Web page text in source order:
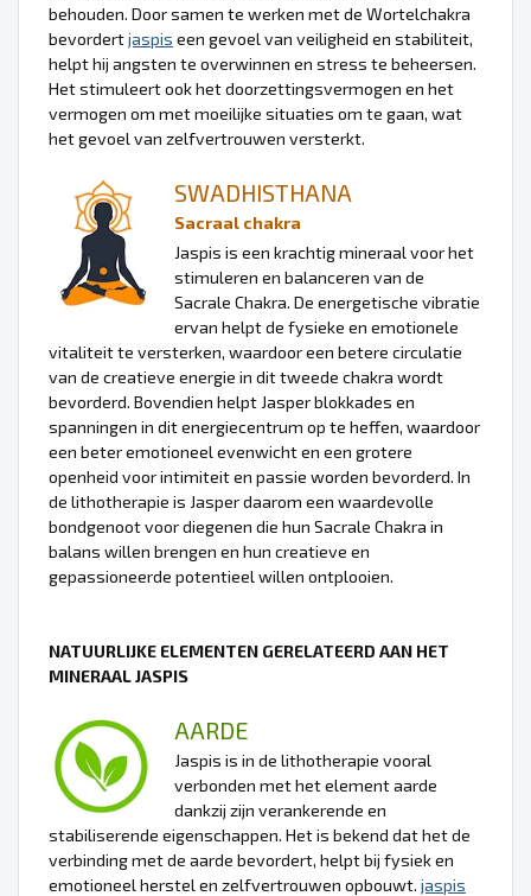
behouden. Door samen te werken met de Wortelchakra
bevordertjaspis een gevoel van veiligheid en stabiliteit,
helpt hij angsten te overwinnen en stress te beheersen.
Het stimuleert ook het doorzettingsvermogen en het
vermogen om met moeilijke situaties om te gaan, wat
het gevoel van zelfvertrouwen versterkt.
SWADHISTHANA
Sacraal chakra
Jaspis is een krachtig mineraal voor het
stimuleren en balanceren van de
Sacrale Chakra. De energetische vibratie
ervan helpt de fysieke en emotionele
vitaliteit te versterken, waardoor een betere circulatie
van de creatieve energie in dit tweede chakra wordt
bevorderd. Bovendien helpt Jasper blokkades en
spanningen in dit energiecentrum op te heffen, waardoor
een beter emotioneel evenwicht en een grotere
openheid voor intimiteit en passie worden bevorderd. In
de lithotherapie is Jasper daarom een waardevolle
bondgenoot voor diegenen die hun Sacrale Chakra in
balans willen brengen en hun creatieve en
gepassioneerde potentieel willen ontplooien.
NATUURLIJKE ELEMENTEN GERELATEERD AAN HET
MINERAAL JASPIS
AARDE
Jaspis is in de lithotherapie vooral
verbonden met het element aarde
dankzij zijn verankerende en
stabiliserende eigenschappen. Het is bekend dat het de
verbinding met de aarde bevordert, helpt bij fysiek en
emotioneel herstel en zelfvertrouwen opbouwt. jaspis